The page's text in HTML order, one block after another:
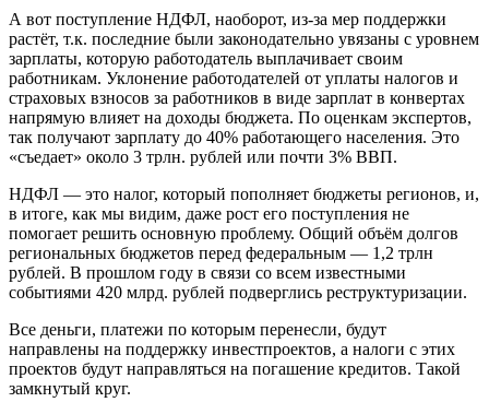
А вот поступление НДФЛ, наоборот, из-за мер поддержки
растёт, т.к. последние были законодательно увязаны с уровнем
зарплаты, которую работодатель выплачивает своим
работникам. Уклонение работодателей от уплаты налогов и
страховых взносов за работников в виде зарплат в конвертах
напрямую влияет на доходы бюджета. По оценкам экспертов,
так получают зарплату до 40% работающего населения. Это
«съедает» около 3 трлн. рублей или почти 3% ВВП.
НДФЛ — это налог, который пополняет бюджеты регионов, и,
в итоге, как мы видим, даже рост его поступления не
помогает решить основную проблему. Общий объём долгов
региональных бюджетов перед федеральным — 1,2 трлн
рублей. В прошлом году в связи со всем известными
событиями 420 млрд. рублей подверглись реструктуризации.
Все деньги, платежи по которым перенесли, будут
направлены на поддержку инвестпроектов, а налоги с этих
проектов будут направляться на погашение кредитов. Такой
замкнутый круг.